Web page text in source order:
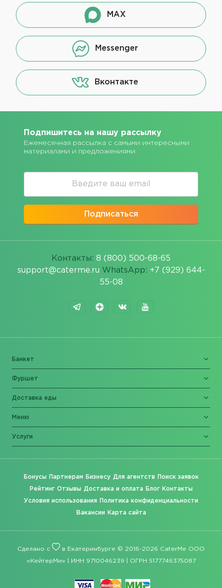
MAX
Messenger
Вконтакте
Подпишитесь на нашу рассылку
Ежемесячная рассылка с самыми интересными
материалами и предложениями
Подписаться
Контакты: 8 (800) 500-68-65
support@caterme.ru WhatsApp: +7 (929) 644-
55-08
Банкет
Фуршет
Доставка еды
Меню
Услуги
Бонусы Партнерам Бизнесу Для агентств Поиск заявок
Рейтинг Отзывы Доставка и оплата Блог Контакты
Условия использования Политика конфиденциальности
Вакансии Карта сайта
Сделано с в Екатеринбурге © 2016-2026 CaterMe ООО
«КейтерМи» | ИНН 9710046239 | ОГРН 5177746375087